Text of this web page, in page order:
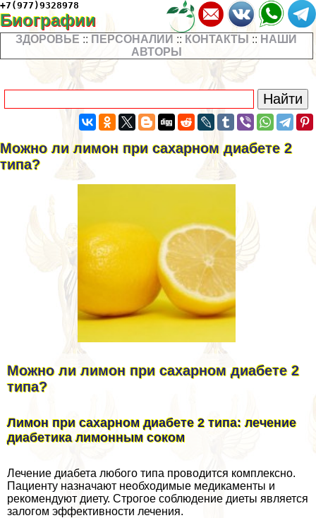
+7(977)9328978
Биографии
ЗДОРОВЬЕ :: ПЕРСОНАЛИИ :: КОНТАКТЫ :: НАШИ
АВТОРЫ
Можно ли лимон при сахарном диабете 2
типа?
Можно ли лимон при сахарном диабете 2
типа?
Лимон при сахарном диабете 2 типа: лечение
диабетика лимонным соком
Лечение диабета любого типа проводится комплексно.
Пациенту назначают необходимые медикаменты и
рекомендуют диету. Строгое соблюдение диеты является
залогом эффективности лечения.